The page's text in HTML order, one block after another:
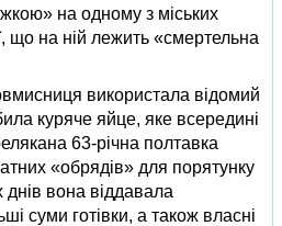
на одному з міських
що на ній лежить «смертельна
використала відомий
куряче яйце, яке всередині
63-річна полтавка
«обрядів» для порятунку
днів вона віддавала
суми готівки, а також власні